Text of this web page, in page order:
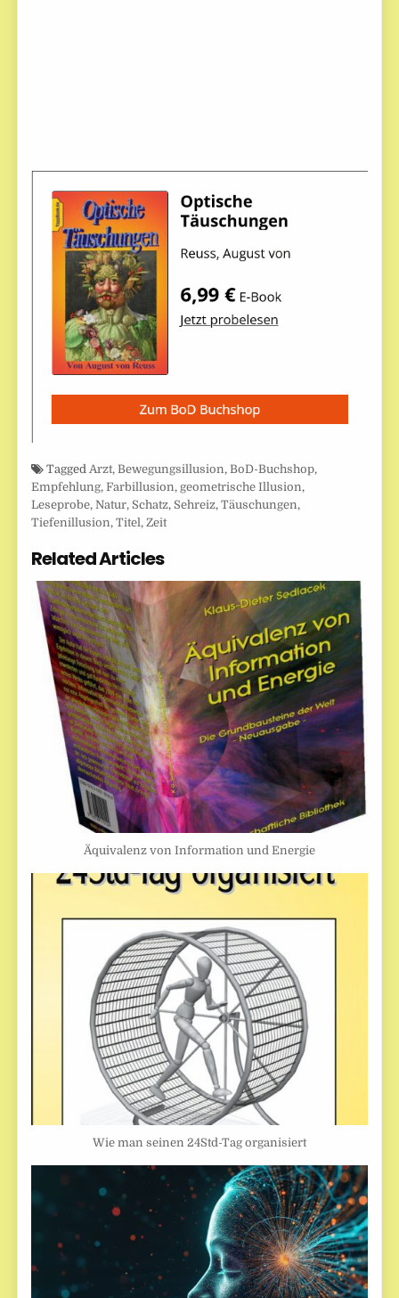
TaggedArzt,Bewegungsillusion,BoD-Buchshop,
Empfehlung,Farbillusion,geometrische Illusion,
Leseprobe,Natur, Schatz, Sehreiz,Täuschungen,
Tiefenillusion,Titel,Zeit
Related Articles
Äquivalenz von Information und Energie
Wie man seinen 24Std-Tag organisiert